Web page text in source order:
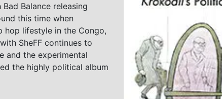
Balance releasing
this time when
hop lifestyle in the Congo,
SheFF continues to
and the experimental
the highly political album